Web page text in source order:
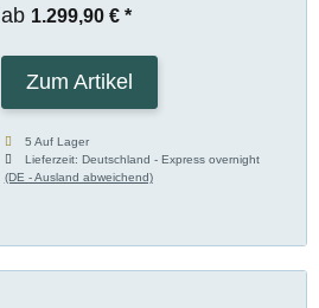
ab 1.299,90 € *
Zum Artikel
5 Auf Lager
Lieferzeit:Deutschland - Express overnight
(DE - Ausland abweichend)